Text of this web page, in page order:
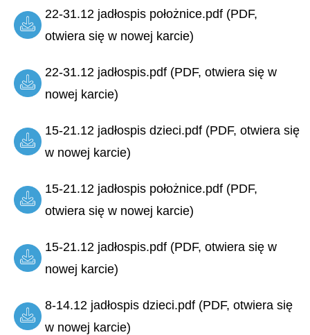
22-31.12 jadłospis położnice.pdf (PDF,
otwiera się w nowej karcie)
22-31.12 jadłospis.pdf (PDF, otwiera się w
nowej karcie)
15-21.12 jadłospis dzieci.pdf (PDF, otwiera się
w nowej karcie)
15-21.12 jadłospis położnice.pdf (PDF,
otwiera się w nowej karcie)
15-21.12 jadłospis.pdf (PDF, otwiera się w
nowej karcie)
8-14.12 jadłospis dzieci.pdf (PDF, otwiera się
w nowej karcie)